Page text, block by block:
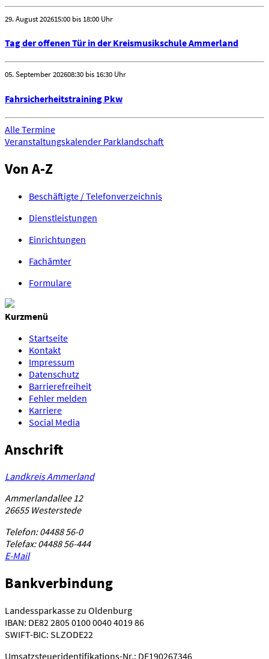
29. August 202615:00 bis 18:00 Uhr
Tag der offenen Tür in der Kreismusikschule Ammerland
05. September 202608:30 bis 16:30 Uhr
Fahrsicherheitstraining Pkw
Alle Termine
Veranstaltungskalender Parklandschaft
VonA-Z
Beschäftigte / Telefonverzeichnis
Dienstleistungen
Einrichtungen
Fachämter
Formulare
Kurzmenü
Startseite
Kontakt
Impressum
Datenschutz
Barrierefreiheit
Fehler melden
Karriere
Social Media
Anschrift
Landkreis Ammerland
Ammerlandallee 12
26655 Westerstede
Telefon: 04488 56-0
Telefax: 04488 56-444
E-Mail
Bankverbindung
Landessparkasse zu Oldenburg
IBAN: DE82 2805 0100 0040 4019 86
SWIFT-BIC: SLZODE22
Umsatzsteueridentifikations-Nr.: DE190267346